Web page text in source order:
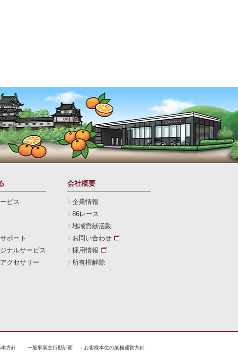
ビス
ポート
ナルサービス
クセサリー
会社概要
企業情報
86レース
地域貢献活動
お問い合わせ
採用情報
所有権解除
本方針 一般事業主行動計画
お客様本位の業務運営方針